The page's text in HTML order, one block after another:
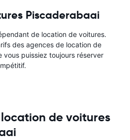
Piscaderabaai
de location de voitures.
des agences de location de
vous puissiez toujours réserver
de voitures